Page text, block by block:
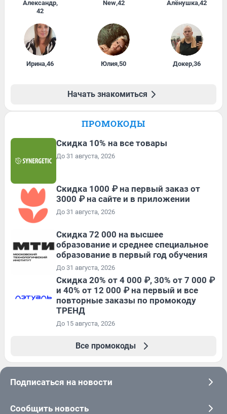
Александр,
42
New,42 Алёнушка,42
Ирина,46 Юлия,50 Докер,36
Начать знакомиться
ПРОМОКОДЫ
Скидка 10% на все товары
До 31 августа, 2026
Скидка 1000 ₽ на первый заказ от
3000 ₽ на сайте и в приложении
До 31 августа, 2026
Скидка 72 000 на высшее
образование и среднее специальное
образование в первый год обучения
До 31 августа, 2026
Скидка 20% от 4 000 ₽, 30% от 7 000 ₽
и 40% от 12 000 ₽ на первый и все
повторные заказы по промокоду
ТРЕНД
До 15 августа, 2026
Все промокоды
Подписаться на новости
Сообщить новость